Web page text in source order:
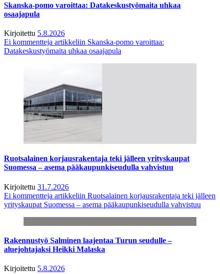
Skanska-pomo varoittaa: Datakeskustyömaita uhkaa
osaajapula
Kirjoitettu 5.8.2026
Ei kommentteja artikkeliin Skanska-pomo varoittaa:
Datakeskustyömaita uhkaa osaajapula
Ruotsalainen korjausrakentaja teki jälleen yrityskaupat
Suomessa – asema pääkaupunkiseudulla vahvistuu
Kirjoitettu 31.7.2026
Ei kommentteja artikkeliin Ruotsalainen korjausrakentaja teki jälleen
yrityskaupat Suomessa – asema pääkaupunkiseudulla vahvistuu
Rakennustyö Salminen laajentaa Turun seudulle –
aluejohtajaksi Heikki Malaska
Kirjoitettu 5.8.2026